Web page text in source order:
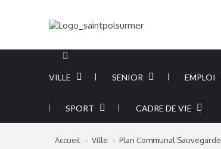
– Commune de
Saint Pol sur
Mer
VILLE SENIOR EMPLOI
SPORT CADRE DE VIE
Accueil Ville Plan Communal Sauvegarde